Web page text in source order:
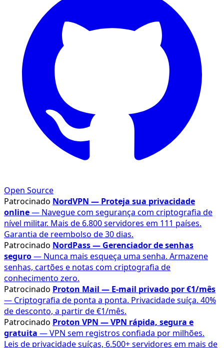
Open Source
Patrocinado NordVPN — Proteja sua privacidade
online— Navegue com segurança com criptografia de
nível militar. Mais de 6.800 servidores em 111 países.
Garantia de reembolso de 30 dias.
Patrocinado NordPass — Gerenciador de senhas
seguro— Nunca mais esqueça uma senha. Armazene
senhas, cartões e notas com criptografia de
conhecimento zero.
Patrocinado Proton Mail — E-mail privado por €1/mês
— Criptografia de ponta a ponta. Privacidade suíça. 40%
de desconto, a partir de €1/mês.
Patrocinado Proton VPN — VPN rápida, segura e
gratuita — VPN sem registros confiada por milhões.
Leis de privacidade suíças, 6.500+ servidores em mais de